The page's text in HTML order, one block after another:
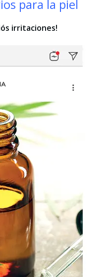
para la piel
irritaciones!